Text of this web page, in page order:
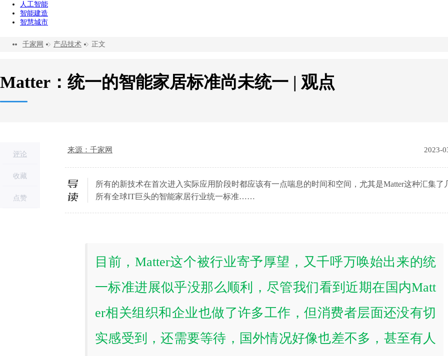
人工智能
智能建造
智慧城市
千家网 产品技术 正文
Matter：统一的智能家居标准尚未统一 | 观点
评论
收藏
点赞
来源：千家网 2023-
所有的新技术在首次进入实际应用阶段时都应该有一点喘息的时间和空间，尤其是Matter这种汇集了
所有全球IT巨头的智能家居行业统一标准……
目前，Matter这个被行业寄予厚望，又千呼万唤始出来的统
一标准进展似乎没那么顺利，尽管我们看到近期在国内Matt
er相关组织和企业也做了许多工作，但消费者层面还没有切
实感受到，还需要等待，国外情况好像也差不多，甚至有人